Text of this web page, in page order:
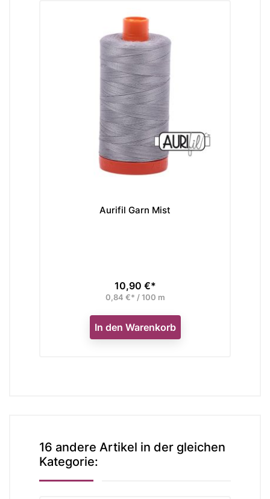
Aurifil Garn Mist
Preis
10,90 €*
0,84 €* / 100 m
In den Warenkorb
16 andere Artikel in der gleichen
Kategorie: